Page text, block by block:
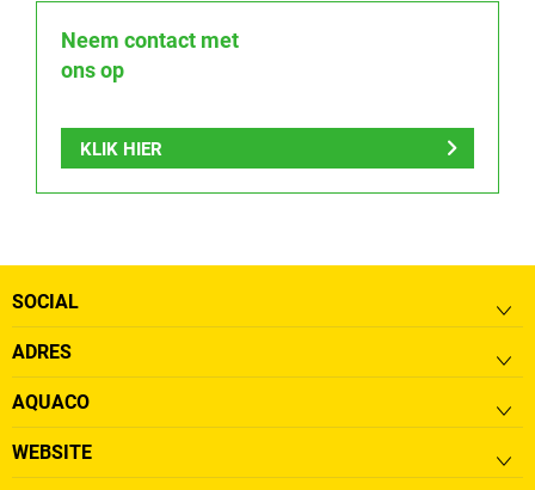
Neem contact met
ons op
KLIK HIER
SOCIAL
ADRES
AQUACO
WEBSITE